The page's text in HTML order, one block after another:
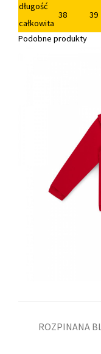
długość
całkowita
38 39
Podobne produkty
ROZPINANA